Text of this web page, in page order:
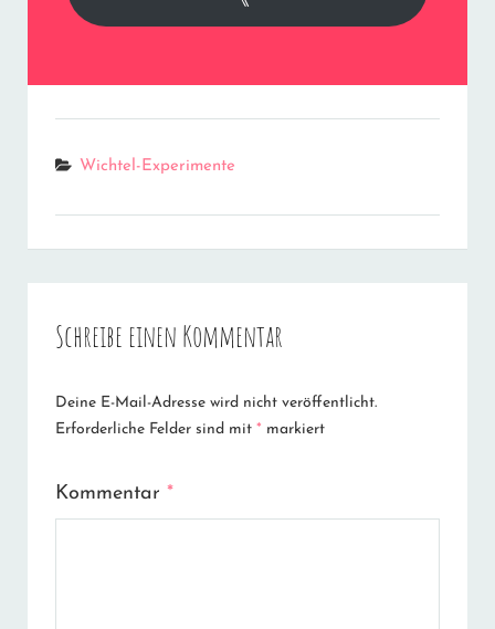
Categories
Wichtel-Experimente
Schreibe einen Kommentar
Deine E-Mail-Adresse wird nicht veröffentlicht.
Erforderliche Felder sind mit * markiert
Kommentar *